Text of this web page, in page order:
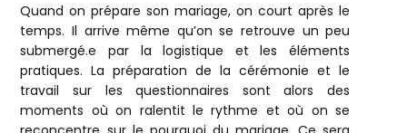
Quand on prépare son mariage, on court après le
temps. Il arrive même qu’on se retrouve un peu
submergé.e par la logistique et les éléments
pratiques. La préparation de la cérémonie et le
travail sur les questionnaires sont alors des
moments où on ralentit le rythme et où on se